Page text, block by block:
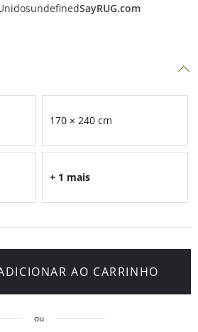
undefinedSayRUG.com
170 × 240 cm
+ 1 mais
AO CARRINHO
ou